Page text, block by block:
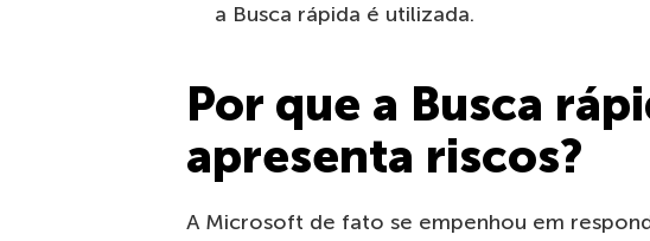
a Busca rápida é utilizada.
Por que a Busca
apresenta riscos?
A Microsoft de fato se empenhou em